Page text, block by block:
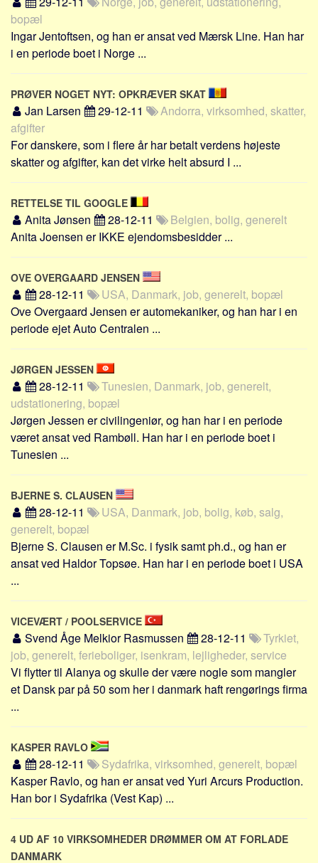
bopæl
Ingar Jentoftsen, og han er ansat ved Mærsk Line. Han har
i en periode boet i Norge ...
PRØVER NOGET NYT: OPKRÆVER SKAT
Jan Larsen 29-12-11
Andorra, virksomhed, skatter,
afgifter
For danskere, som i flere år har betalt verdens højeste
skatter og afgifter, kan det virke helt absurd I ...
RETTELSE TIL GOOGLE
Anita Jønsen 28-12-11
Belgien, bolig, generelt
Anita Joensen er IKKE ejendomsbesidder ...
OVE OVERGAARD JENSEN
28-12-11
USA, Danmark, job, generelt, bopæl
Ove Overgaard Jensen er automekaniker, og han har i en
periode ejet Auto Centralen ...
JØRGEN JESSEN
28-12-11
Tunesien, Danmark, job, generelt,
udstationering, bopæl
Jørgen Jessen er civilingeniør, og han har i en periode
været ansat ved Rambøll. Han har i en periode boet i
Tunesien ...
BJERNE S. CLAUSEN
28-12-11
USA, Danmark, job, bolig, køb, salg,
generelt, bopæl
Bjerne S. Clausen er M.Sc. i fysik samt ph.d., og han er
ansat ved Haldor Topsøe. Han har i en periode boet i USA
...
VICEVÆRT / POOLSERVICE
Svend Åge Melkior Rasmussen 28-12-11
Tyrkiet,
job, generelt, ferieboliger, isenkram, lejligheder, service
Vi flytter til Alanya og skulle der være nogle som mangler
et Dansk par på 50 som her i danmark haft rengørings firma
...
KASPER RAVLO
28-12-11
Sydafrika, virksomhed, generelt, bopæl
Kasper Ravlo, og han er ansat ved Yuri Arcurs Production.
Han bor i Sydafrika (Vest Kap) ...
4 UD AF 10 VIRKSOMHEDER DRØMMER OM AT FORLADE
DANMARK